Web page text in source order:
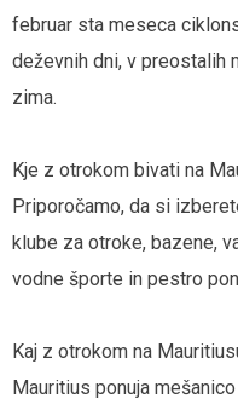
februar sta meseca
deževnih dni, v preostalih
zima.
Kje z otrokom bivati na
Priporočamo, da si
klube za otroke, bazene,
vodne športe in pestro
Kaj z otrokom na
Mauritius ponuja